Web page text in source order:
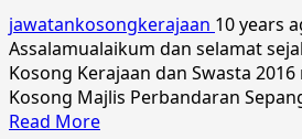
Oktober
2017
jawatankosongkerajaan 10 years
Assalamualaikum dan selamat
Kosong Kerajaan dan Swasta
Kosong Majlis Perbandaran
Read MoreRead